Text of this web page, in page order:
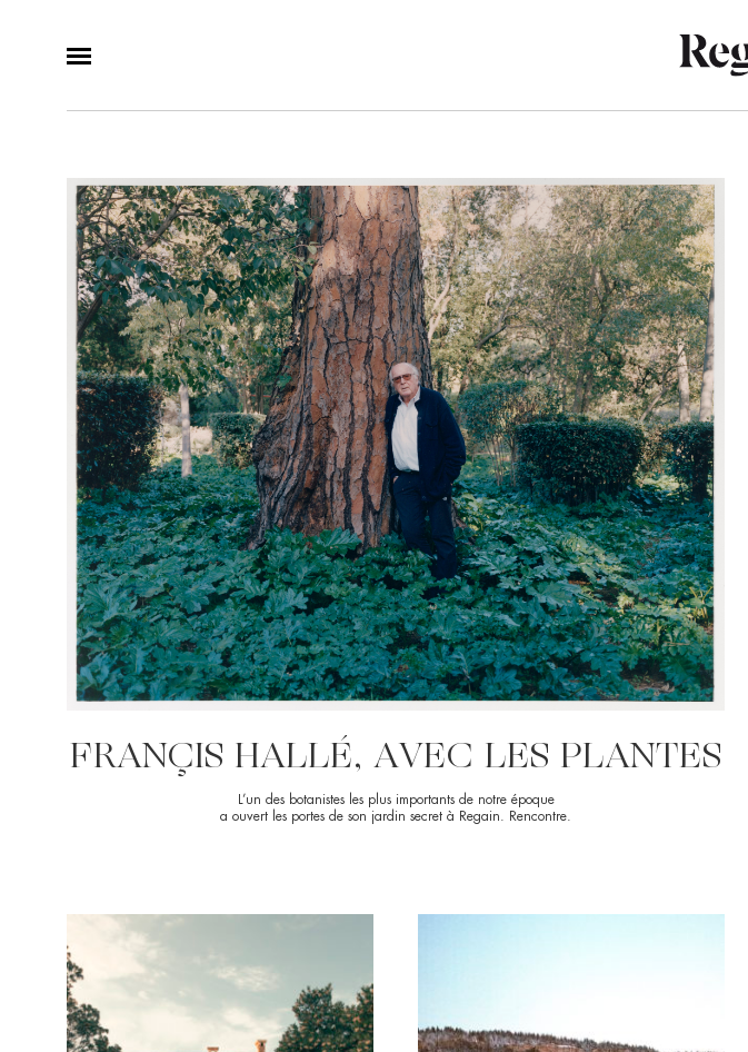
FRANÇIS HALLÉ, AVEC LES PLANTES
L’un des botanistes les plus importants de notre époque
a ouvert les portes de son jardin secret à Regain. Rencontre.